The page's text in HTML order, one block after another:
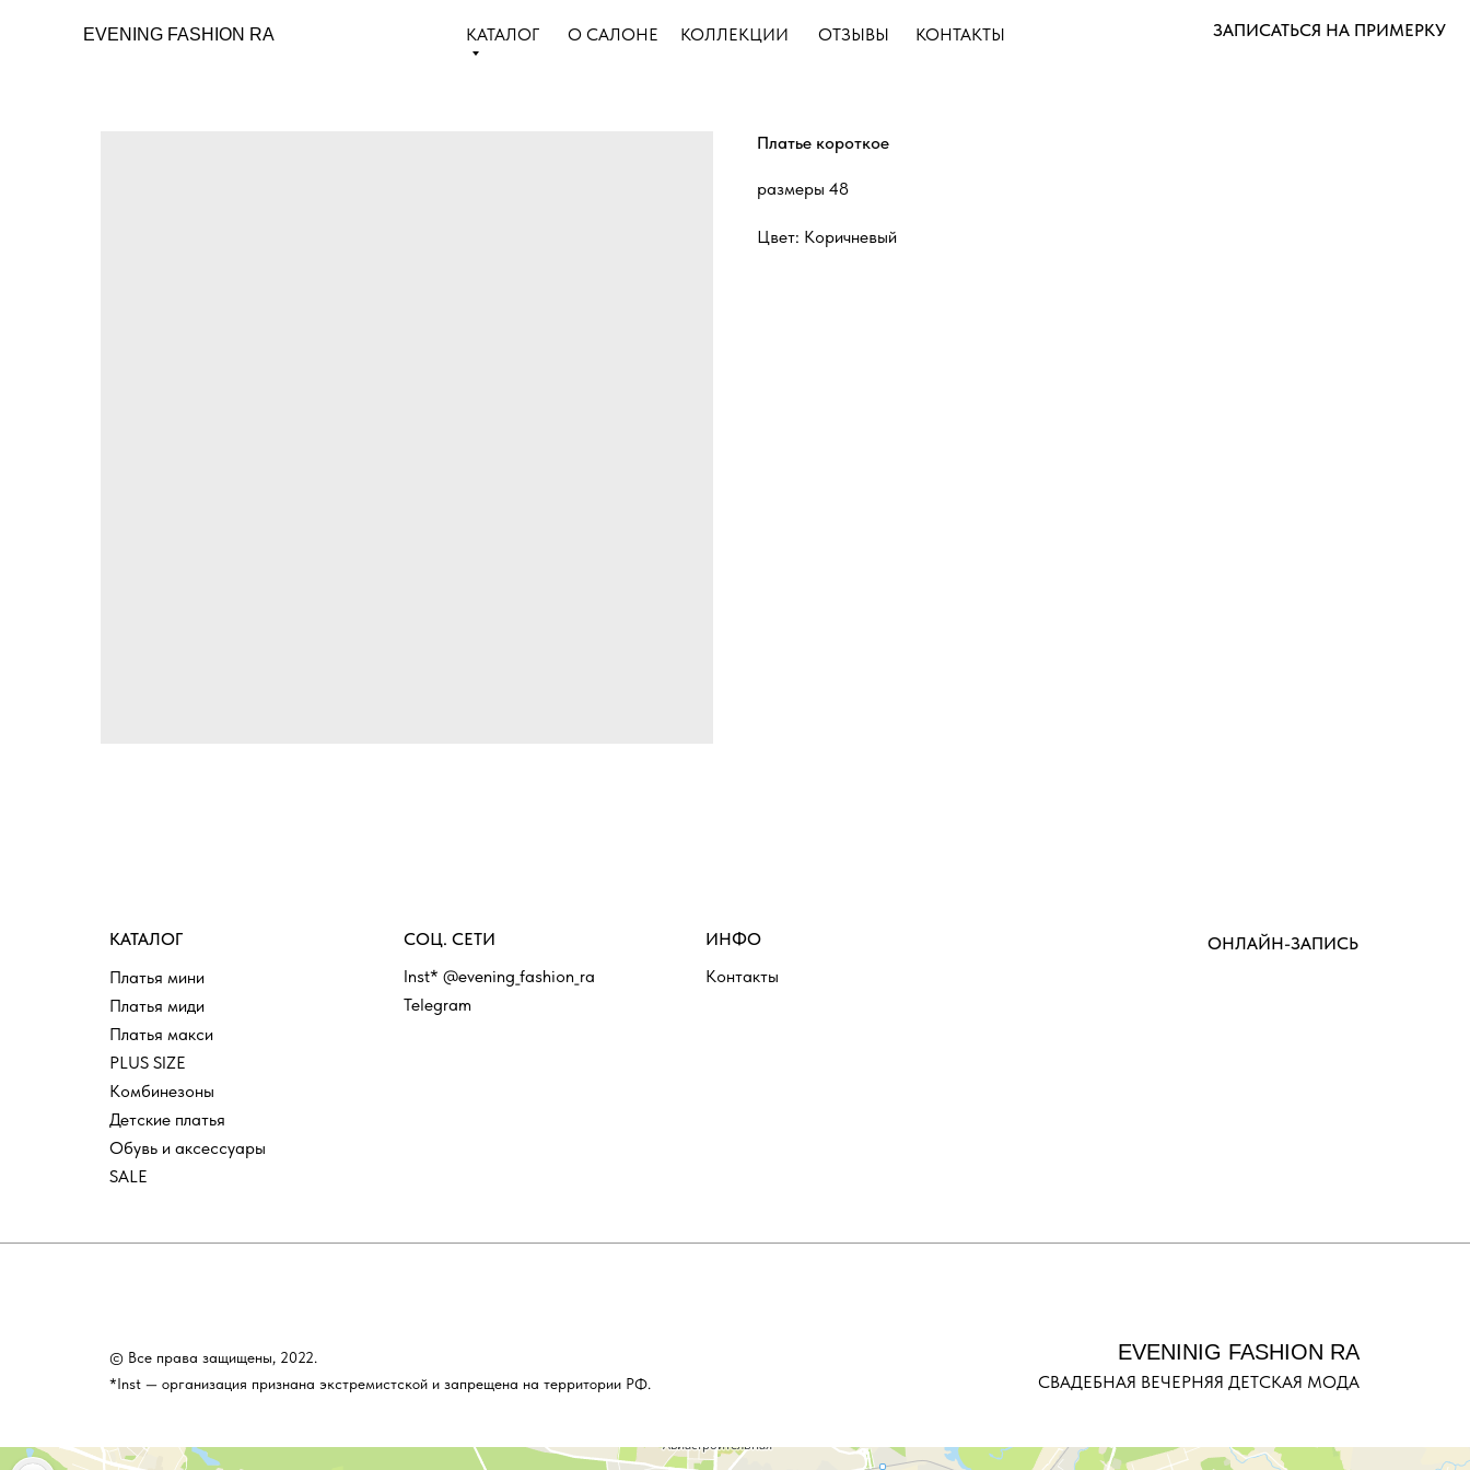
EVENING FASHION RA ОТЗЫВЫ
О САЛОНЕ КОЛЛЕКЦИИ КОНТАКТЫ
КАТАЛОГ ЗАПИСАТЬСЯ НА ПРИМЕРКУ
Платье короткое
размеры 48
Цвет: Коричневый
ОНЛАЙН-ЗАПИСЬ
Inst* @evening_fashion_ra
Telegram
СОЦ. СЕТИ
Контакты
ИНФО
*Inst — организация признана экстремистской и запрещена на территории РФ.
© Все права защищены, 2022.
КАТАЛОГ
Платья мини
Платья миди
Платья макси
PLUS SIZE
Детские платья
Обувь и аксессуары
Комбинезоны
EVENINIG FASHION RA
СВАДЕБНАЯ ВЕЧЕРНЯЯ ДЕТСКАЯ МОДА
SALE